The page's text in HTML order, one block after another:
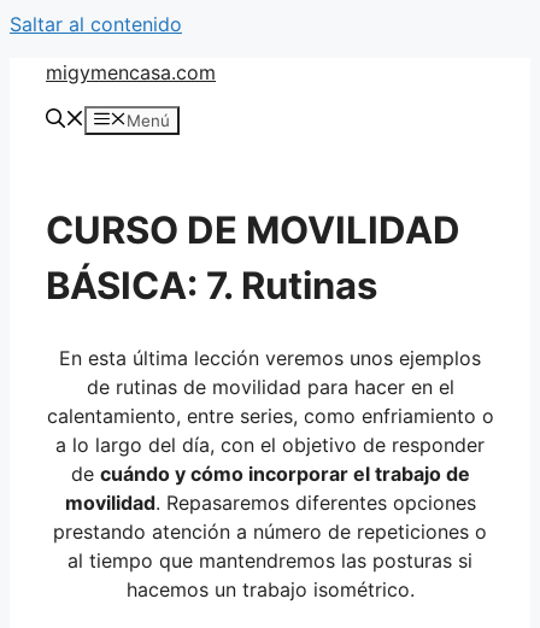
Saltar al contenido
migymencasa.com
Menú
CURSO DE MOVILIDAD
BÁSICA: 7. Rutinas
En esta última lección veremos unos ejemplos
de rutinas de movilidad para hacer en el
calentamiento, entre series, como enfriamiento o
a lo largo del día, con el objetivo de responder
de cuándo y cómo incorporar el trabajo de
movilidad. Repasaremos diferentes opciones
prestando atención a número de repeticiones o
al tiempo que mantendremos las posturas si
hacemos un trabajo isométrico.